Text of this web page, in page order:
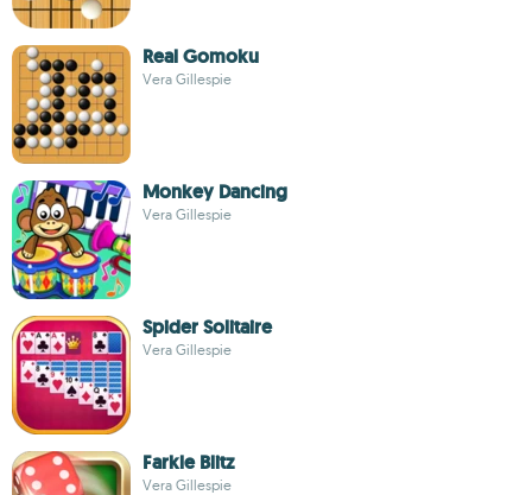
Real Gomoku
Vera Gillespie
Monkey Dancing
Vera Gillespie
Spider Solitaire
Vera Gillespie
Farkle Blitz
Vera Gillespie